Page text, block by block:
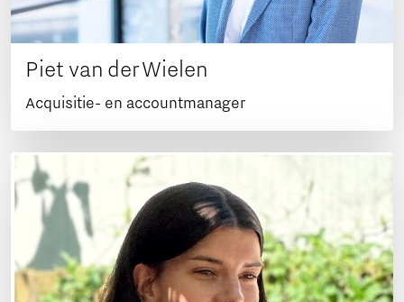
Piet van der Wielen
Acquisitie- en accountmanager